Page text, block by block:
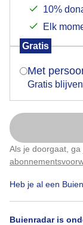
10%
Elk
Gratis
Met
Gratis
Als je doorgaat,
Heb je al een
Buienradar is
De molen
af tegen de
een wandeling
verschijnt